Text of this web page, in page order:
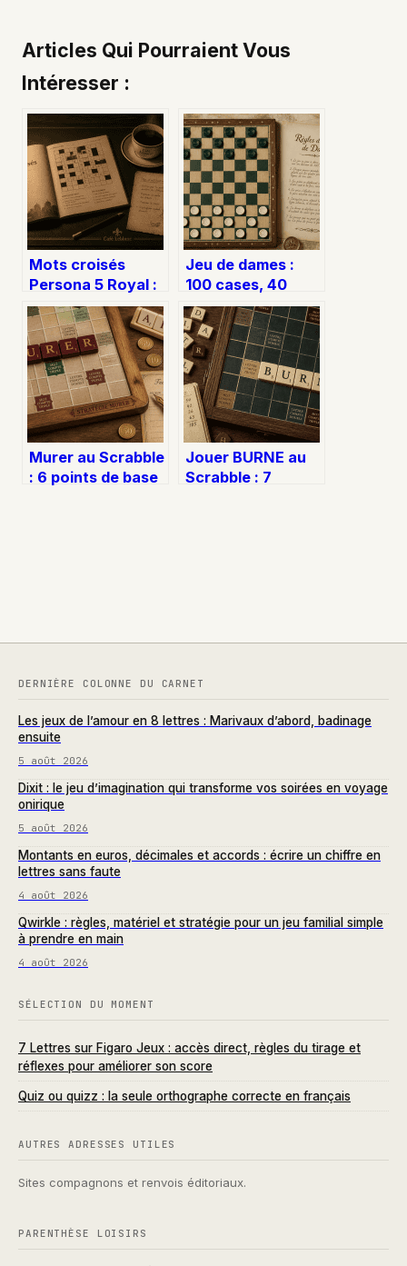
Articles Qui Pourraient Vous
Intéresser :
Mots croisés
Persona 5 Royal :
35 solutions pour
maximiser votre
Connaissance
sans perdre de
temps
Jeu de dames :
100 cases, 40
pions et les règles
essentielles pour
maîtriser la partie
Murer au Scrabble
: 6 points de base
Jouer BURNE au
Scrabble : 7
DERNIÈRE COLONNE DU CARNET
Les jeux de l’amour en 8 lettres : Marivaux d’abord, badinage
ensuite
5 août 2026
Dixit : le jeu d’imagination qui transforme vos soirées en voyage
onirique
5 août 2026
Montants en euros, décimales et accords : écrire un chiffre en
lettres sans faute
4 août 2026
Qwirkle : règles, matériel et stratégie pour un jeu familial simple
à prendre en main
4 août 2026
SÉLECTION DU MOMENT
7 Lettres sur Figaro Jeux : accès direct, règles du tirage et
réflexes pour améliorer son score
Quiz ou quizz : la seule orthographe correcte en français
AUTRES ADRESSES UTILES
Sites compagnons et renvois éditoriaux.
PARENTHÈSE LOISIRS